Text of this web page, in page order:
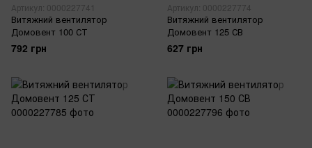
Артикул: 0000227741
Витяжний вентилятор
Домовент 100 СТ
792 грн
Артикул: 0000227774
Витяжний вентилятор
Домовент 125 СВ
627 грн